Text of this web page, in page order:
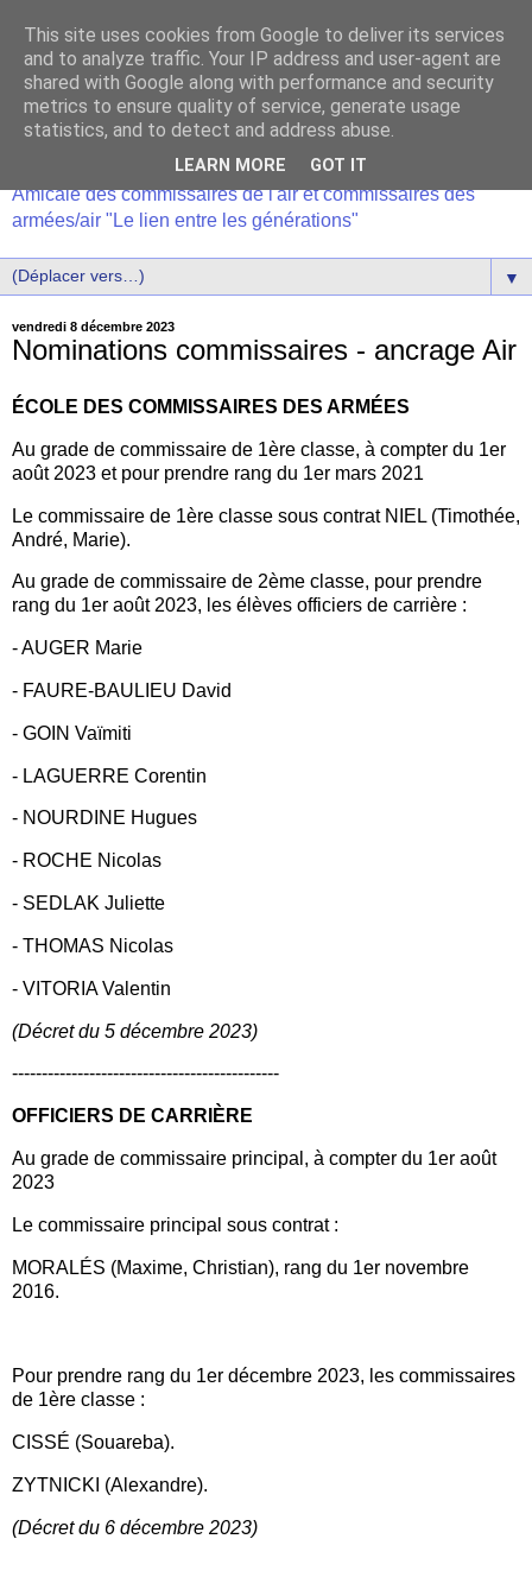
Amicale des commissaires de l'air et commissaires des
armées/air "Le lien entre les générations"
▼
vendredi 8 décembre 2023
Nominations commissaires - ancrage Air
ÉCOLE DES COMMISSAIRES DES ARMÉES
Au grade de commissaire de 1ère classe, à compter du 1er
août 2023 et pour prendre rang du 1er mars 2021
Le commissaire de 1ère classe sous contrat NIEL (Timothée,
André, Marie).
Au grade de commissaire de 2ème classe, pour prendre
rang du 1er août 2023, les élèves officiers de carrière :
- AUGER Marie
- FAURE-BAULIEU David
- GOIN Vaïmiti
- LAGUERRE Corentin
- NOURDINE Hugues
- ROCHE Nicolas
- SEDLAK Juliette
- THOMAS Nicolas
- VITORIA Valentin
(Décret du 5 décembre 2023)
---------------------------------------------
OFFICIERS DE CARRIÈRE
Au grade de commissaire principal, à compter du 1er août
2023
Le commissaire principal sous contrat :
MORALÉS (Maxime, Christian), rang du 1er novembre
2016.
Pour prendre rang du 1er décembre 2023, les commissaires
de 1ère classe :
CISSÉ (Souareba).
ZYTNICKI (Alexandre).
(Décret du 6 décembre 2023)
This site uses cookies from Google to deliver its services
and to analyze traffic. Your IP address and user-agent are
shared with Google along with performance and security
metrics to ensure quality of service, generate usage
statistics, and to detect and address abuse.
LEARN MORE GOT IT